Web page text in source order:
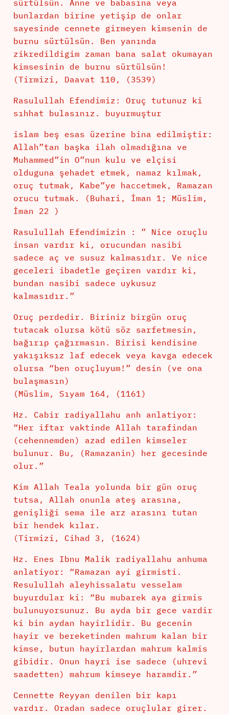
sürtülsün. Anne ve babasına veya
bunlardan birine yetişip de onlar
sayesinde cennete girmeyen kimsenin de
burnu sürtülsün. Ben yanında
zikredildigim zaman bana salat okumayan
kimsesinin de burnu sürtülsün!
(Tirmizi, Daavat 110, (3539)
Rasulullah Efendimiz: Oruç tutunuz ki
sıhhat bulasınız. buyurmuştur
islam beş esas üzerine bina edilmiştir:
Allah”tan başka ilah olmadığına ve
Muhammed”in O”nun kulu ve elçisi
olduguna şehadet etmek, namaz kılmak,
oruç tutmak, Kabe”ye haccetmek, Ramazan
orucu tutmak. (Buhari, İman 1; Müslim,
İman 22 )
Rasulullah Efendimizin : ” Nice oruçlu
insan vardır ki, orucundan nasibi
sadece aç ve susuz kalmasıdır. Ve nice
geceleri ibadetle geçiren vardır ki,
bundan nasibi sadece uykusuz
kalmasıdır.”
Oruç perdedir. Biriniz birgün oruç
tutacak olursa kötü söz sarfetmesin,
bağırıp çağırmasın. Birisi kendisine
yakışıksız laf edecek veya kavga edecek
olursa “ben oruçluyum!” desin (ve ona
bulaşmasın)
(Müslim, Sıyam 164, (1161)
Hz. Cabir radiyallahu anh anlatiyor:
“Her iftar vaktinde Allah tarafindan
(cehennemden) azad edilen kimseler
bulunur. Bu, (Ramazanin) her gecesinde
olur.”
Kim Allah Teala yolunda bir gün oruç
tutsa, Allah onunla ateş arasına,
genişliği sema ile arz arasını tutan
bir hendek kılar.
(Tirmizi, Cihad 3, (1624)
Hz. Enes Ibnu Malik radiyallahu anhuma
anlatiyor: “Ramazan ayi girmisti.
Resulullah aleyhissalatu vesselam
buyurdular ki: “Bu mubarek aya girmis
bulunuyorsunuz. Bu ayda bir gece vardir
ki bin aydan hayirlidir. Bu gecenin
hayir ve bereketinden mahrum kalan bir
kimse, butun hayirlardan mahrum kalmis
gibidir. Onun hayri ise sadece (uhrevi
saadetten) mahrum kimseye haramdir.”
Cennette Reyyan denilen bir kapı
vardır. Oradan sadece oruçlular girer.